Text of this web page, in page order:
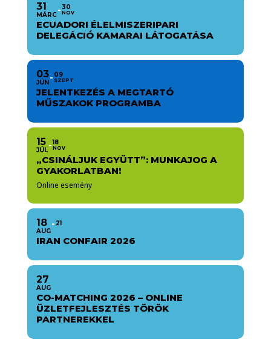
31
MÁRC
30
NOV
ECUADORI ÉLELMISZERIPARI
DELEGÁCIÓ KAMARAI LÁTOGATÁSA
03
JÚN
09
SZEPT
JELENTKEZÉS A MEGTARTÓ
MŰSZAKOK PROGRAMBA
15
JÚL
18
NOV
„CSINÁLJUK EGYÜTT”: MUNKAJOG A
GYAKORLATBAN!
Online esemény
18
AUG
21
IRAN CONFAIR 2026
27
AUG
CO-MATCHING 2026 – ONLINE
ÜZLETFEJLESZTÉS TÖRÖK
PARTNEREKKEL